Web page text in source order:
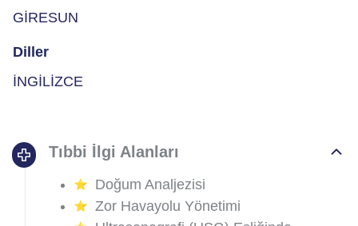
GİRESUN
Diller
İNGİLİZCE
Tıbbi İlgi Alanları
Doğum Analjezisi
Zor Havayolu Yönetimi